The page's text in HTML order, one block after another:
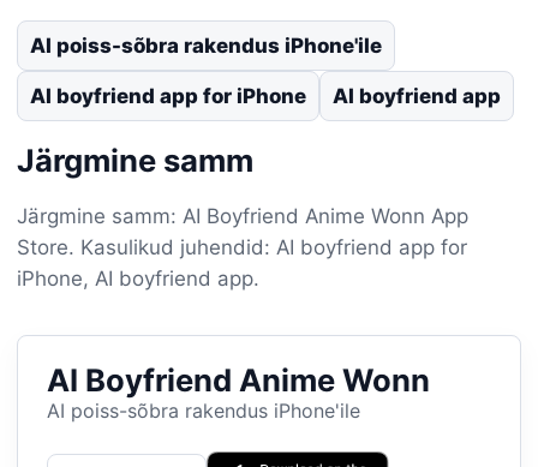
AI poiss-sõbra rakendus iPhone'ile
AI boyfriend app for iPhone AI boyfriend app
Järgmine samm
Järgmine samm: AI Boyfriend Anime Wonn App
Store. Kasulikud juhendid: AI boyfriend app for
iPhone, AI boyfriend app.
AI Boyfriend Anime Wonn
AI poiss-sõbra rakendus iPhone'ile